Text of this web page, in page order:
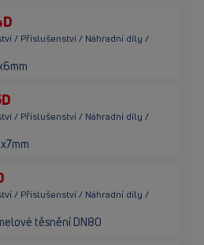
/ Příslušenství / Náhradní díly /
/ Příslušenství / Náhradní díly /
/ Příslušenství / Náhradní díly /
těsnění DN80